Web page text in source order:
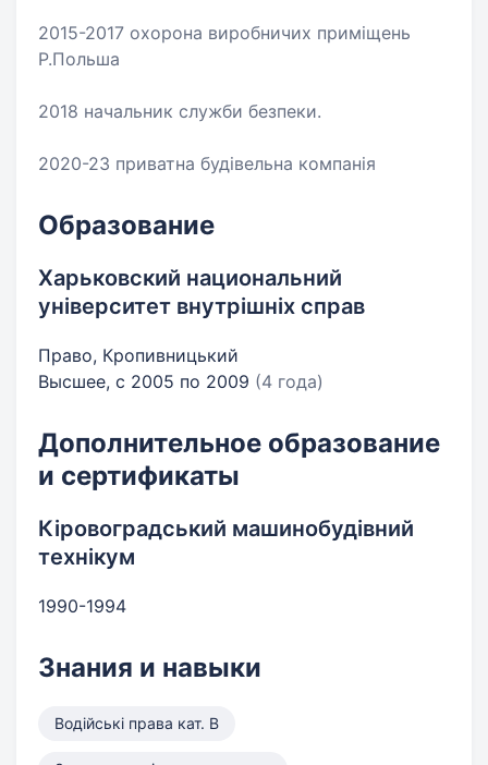
2015-2017 охорона виробничих приміщень
Р.Польша
2018 начальник служби безпеки.
2020-23 приватна будівельна компанія
Образование
Харьковский национальний
університет внутрішніх справ
Право, Кропивницький
Высшее, с 2005 по 2009 (4 года)
Дополнительное образование
и сертификаты
Кіровоградський машинобудівний
технікум
1990-1994
Знания и навыки
Водійські права кат. B